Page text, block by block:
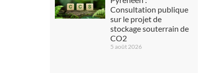
Consultation publique
sur le projet de
stockage souterrain de
CO2
5 août 2026